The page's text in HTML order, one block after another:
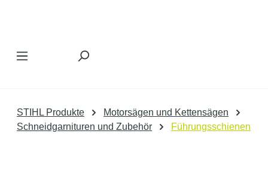
STIHL Produkte
Motorsägen und Kettensägen
Schneidgarnituren und Zubehör
Führungsschienen